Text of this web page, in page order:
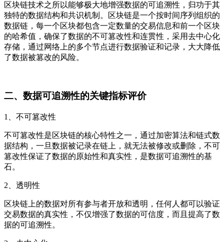
区块链技术之所以能够极大地增强数据的可追溯性，归功于其
独特的数据结构和共识机制。区块链是一个按时间序列组织的
数据链，每一个区块都包含一定数量的交易信息和前一个区块
的哈希值，确保了数据的不可篡改性和连贯性，采用去中心化
存储，通过网络上的多个节点进行数据验证和记录，大大降低
了数据被篡改的风险。
二、数据可追溯性的关键指标评价
1、不可篡改性
不可篡改性是区块链的核心特性之一，通过加密算法和链式数
据结构，一旦数据被记录在链上，就无法被修改或删除，不可
篡改性保证了数据的原始性和真实性，是数据可追溯性的基
石。
2、透明性
区块链上的数据对所有参与者开放和透明，任何人都可以验证
交易数据的真实性，不仅增强了数据的可信度，而且提高了数
据的可追溯性。